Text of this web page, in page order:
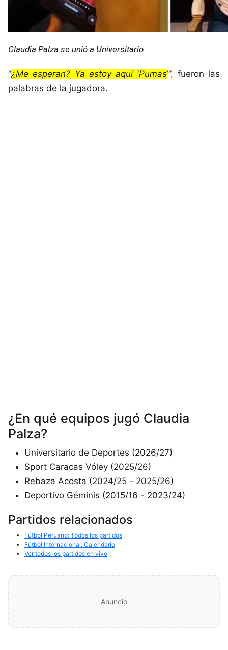
Claudia Palza se unió a Universitario
“¿Me esperan? Ya estoy aquí 'Pumas’”, fueron las
palabras de la jugadora.
¿En qué equipos jugó Claudia
Palza?
Universitario de Deportes (2026/27)
Sport Caracas Vóley (2025/26)
Rebaza Acosta (2024/25 - 2025/26)
Deportivo Géminis (2015/16 - 2023/24)
Partidos relacionados
Fútbol Peruano: Todos los partidos
Fútbol Internacional: Calendario
Ver todos los partidos en vivo
Anuncio